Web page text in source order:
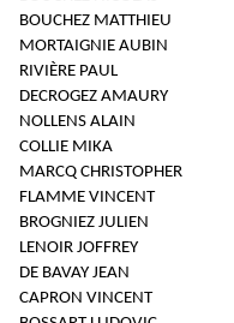
BOUCHEZ MATTHIEU
MORTAIGNIE AUBIN
RIVIÈRE PAUL
DECROGEZ AMAURY
NOLLENS ALAIN
COLLIE MIKA
MARCQ CHRISTOPHER
FLAMME VINCENT
BROGNIEZ JULIEN
LENOIR JOFFREY
DE BAVAY JEAN
CAPRON VINCENT